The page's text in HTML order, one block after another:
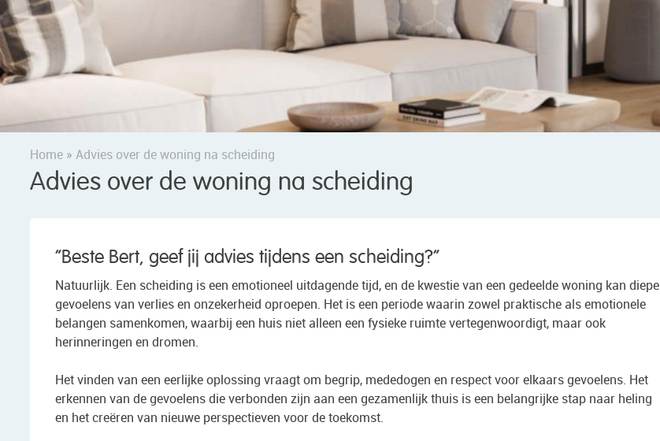
Home » Advies over de woning na scheiding
Advies over de woning na scheiding
“Beste Bert, geef jij advies tijdens een scheiding?”
Natuurlijk. Een scheiding is een emotioneel uitdagende tijd, en de kwestie van een gedeelde woning kan diepe
gevoelens van verlies en onzekerheid oproepen. Het is een periode waarin zowel praktische als emotionele
belangen samenkomen, waarbij een huis niet alleen een fysieke ruimte vertegenwoordigt, maar ook
herinneringen en dromen.
Het vinden van een eerlijke oplossing vraagt om begrip, mededogen en respect voor elkaars gevoelens. Het
erkennen van de gevoelens die verbonden zijn aan een gezamenlijk thuis is een belangrijke stap naar heling
en het creëren van nieuwe perspectieven voor de toekomst.